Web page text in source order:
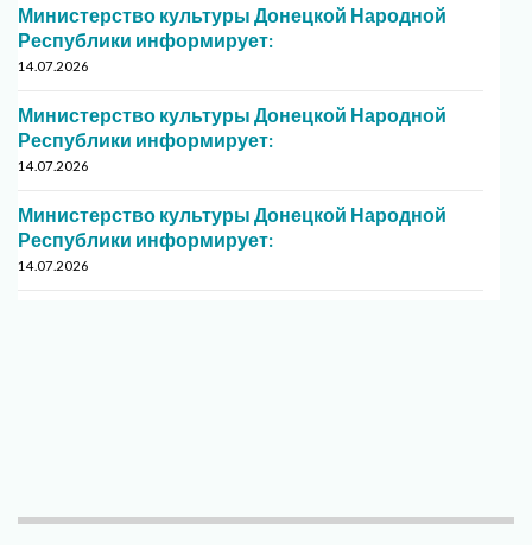
Министерство культуры Донецкой Народной
Республики информирует:
14.07.2026
Министерство культуры Донецкой Народной
Республики информирует:
14.07.2026
Министерство культуры Донецкой Народной
Республики информирует:
14.07.2026